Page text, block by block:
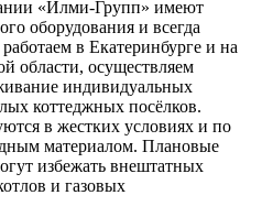
«Илми-Групп» имеют
оборудования и всегда
в Екатеринбурге и на
области, осуществляем
индивидуальных
коттеджных посёлков.
в жестких условиях и по
материалом. Плановые
избежать внештатных
и газовых